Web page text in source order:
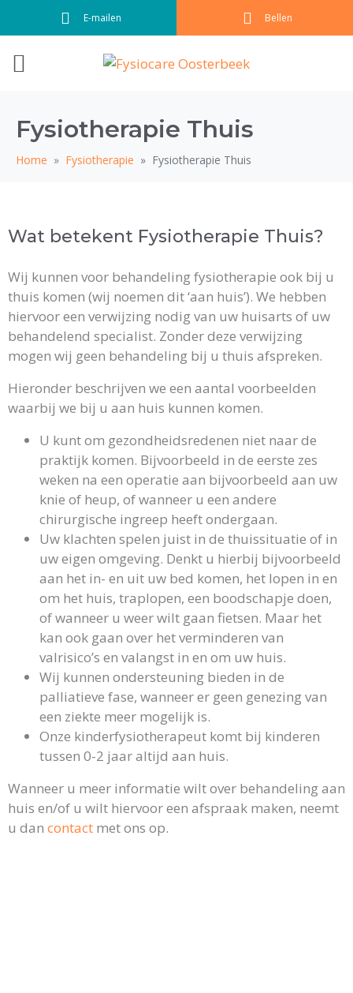
E-mailen Bellen
Fysiotherapie Thuis
Home Fysiotherapie Fysiotherapie Thuis
Wat betekent Fysiotherapie Thuis?
Wij kunnen voor behandeling fysiotherapie ook bij u
thuis komen (wij noemen dit ‘aan huis’). We hebben
hiervoor een verwijzing nodig van uw huisarts of uw
behandelend specialist. Zonder deze verwijzing
mogen wij geen behandeling bij u thuis afspreken.
Hieronder beschrijven we een aantal voorbeelden
waarbij we bij u aan huis kunnen komen.
U kunt om gezondheidsredenen niet naar de
praktijk komen. Bijvoorbeeld in de eerste zes
weken na een operatie aan bijvoorbeeld aan uw
knie of heup, of wanneer u een andere
chirurgische ingreep heeft ondergaan.
Uw klachten spelen juist in de thuissituatie of in
uw eigen omgeving. Denkt u hierbij bijvoorbeeld
aan het in- en uit uw bed komen, het lopen in en
om het huis, traplopen, een boodschapje doen,
of wanneer u weer wilt gaan fietsen. Maar het
kan ook gaan over het verminderen van
valrisico’s en valangst in en om uw huis.
Wij kunnen ondersteuning bieden in de
palliatieve fase, wanneer er geen genezing van
een ziekte meer mogelijk is.
Onze kinderfysiotherapeut komt bij kinderen
tussen 0-2 jaar altijd aan huis.
Wanneer u meer informatie wilt over behandeling aan
huis en/of u wilt hiervoor een afspraak maken, neemt
u dan contact met ons op.